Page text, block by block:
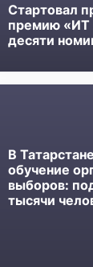
Стартовал
премию «ИТ
десяти
В
обучение
выборов:
тысячи